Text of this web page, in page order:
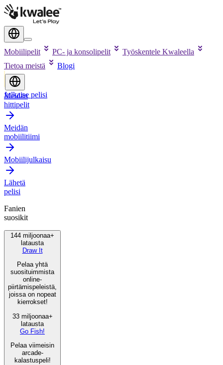
Mobiilipelit PC- ja konsolipelit
Työskentele Kwaleella
Tietoa meistä
Blogi
Julkaise pelisi
Meidän
hittipelit
Meidän
mobiilitiimi
Mobiilijulkaisu
Lähetä
pelisi
Fanien
suosikit
144 miljoonaa+
latausta
Draw It
Pelaa yhtä
suosituimmista
online-
piirtämispeleistä,
joissa on nopeat
kierrokset!
33 miljoonaa+
latausta
Go Fish!
Pelaa viimeisin
arcade-
kalastuspeli!